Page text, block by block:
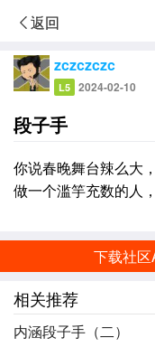
返回
zczczczc
L5 2024-02-10
段子手
你说春晚舞台辣么大
做一个滥竽充数的人
下载社区
相关推荐
内涵段子手（二）